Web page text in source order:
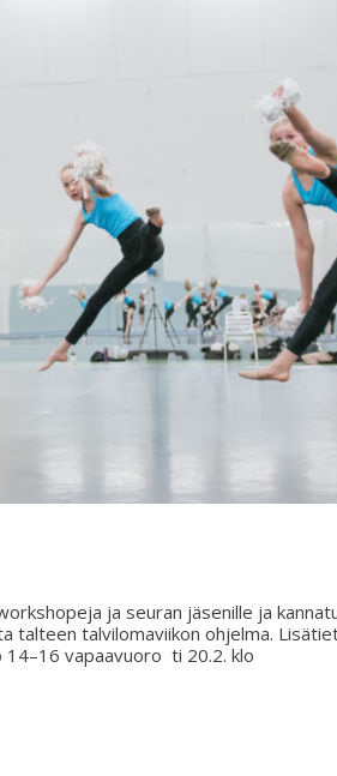
ja seuran jäsenille ja
talteen talvilomaviikon ohjelma.
vapaavuoro ti 20.2. klo